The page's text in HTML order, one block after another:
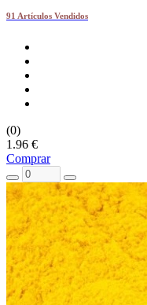
91 Artículos Vendidos
(0)
1.96 €
Comprar